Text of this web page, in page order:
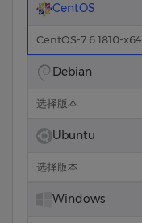
CentOS
CentOS-7.6.1810-x64
Debian
选择版本
Ubuntu
选择版本
Windows